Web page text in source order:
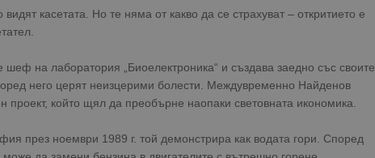
касетата. Но те няма от какво да се страхуват – откритието е
на лаборатория „Биоелектроника“ и създава заедно със своите
него церят неизцерими болести. Междувременно Найденов
проект, който щял да преобърне наопаки световната икономика.
през ноември 1989 г. той демонстрира как водата гори. Според